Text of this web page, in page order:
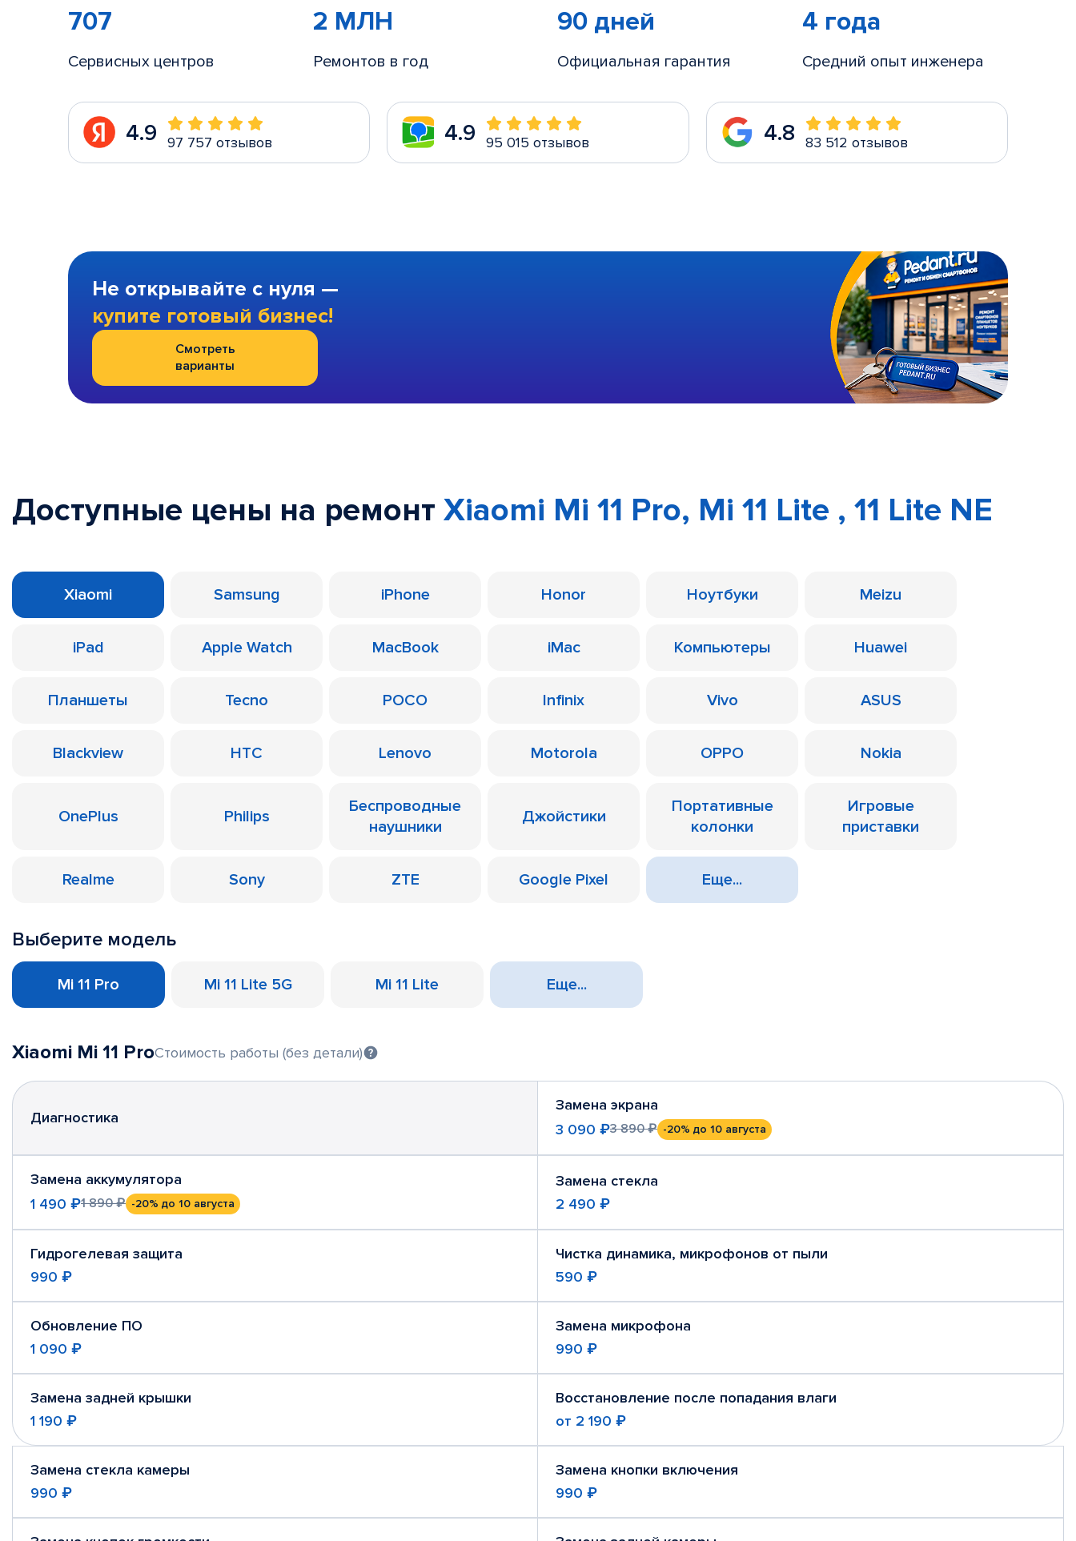
707
Сервисных центров
2 МЛН
Ремонтов в год
90 дней
Официальная гарантия
4 года
Средний опыт инженера
4.9 97 757 отзывов 4.9 95 015 отзывов 4.8 83 512 отзывов
Не открывайте с нуля —
купите готовый бизнес!
Смотреть
варианты
Доступные цены на ремонт Xiaomi Mi 11 Pro, Mi 11 Lite , 11 Lite NE
Xiaomi Samsung iPhone Honor Ноутбуки Meizu
iPad Apple Watch MacBook iMac Компьютеры Huawei
Планшеты Tecno POCO Infinix Vivo ASUS
Blackview HTC Lenovo Motorola OPPO Nokia
OnePlus Philips
Беспроводные
наушники
Джойстики
Портативные
колонки
Игровые
приставки
Realme Sony ZTE Google Pixel Еще...
Выберите модель
Mi 11 Pro Mi 11 Lite 5G Mi 11 Lite Еще...
Xiaomi Mi 11 ProСтоимость работы (без детали)
Диагностика
Замена экрана
3 090 ₽3 890 ₽ -20% до 10 августа
Замена аккумулятора
1 490 ₽1 890 ₽ -20% до 10 августа
Замена стекла
2 490 ₽
Гидрогелевая защита
990 ₽
Чистка динамика, микрофонов от пыли
590 ₽
Обновление ПО
1 090 ₽
Замена микрофона
990 ₽
Замена задней крышки
1 190 ₽
Восстановление после попадания влаги
от 2 190 ₽
Замена стекла камеры
990 ₽
Замена кнопки включения
990 ₽